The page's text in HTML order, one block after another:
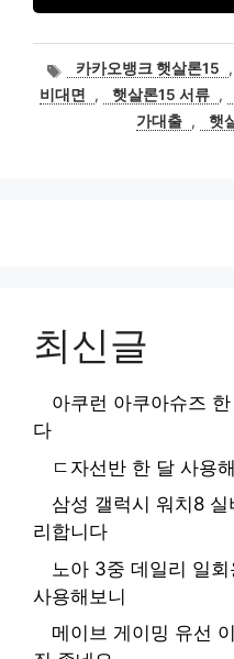
태
그
카카오뱅크 햇살론15 ,
비대면
, 햇살론15 서류 ,
가대출 , 햇
최신글
아쿠런 아쿠아슈즈
다
ㄷ자선반 한 달 사용
삼성 갤럭시 워치8
리합니다
노아 3중 데일리 일
사용해보니
메이브 게이밍 유선